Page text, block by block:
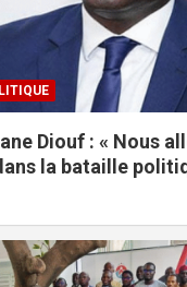
Diouf : « Nous
la bataille